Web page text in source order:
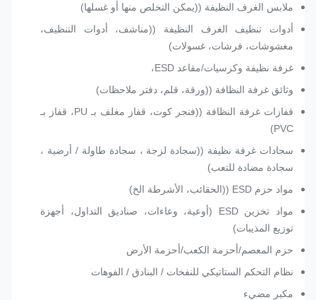
ملابس الغرف النظيفة ((يمكن التخلص منها أو غسلها)
أدوات تنظيف الغرف النظيفة ((مناشف، أدوات التنظيف،
مغشوشات، فرشات، غسولات)
غرفة نظيفة وكرسيات/مقاعد ESD،
وثائق غرفة النظافة ((ورقة، قلم، دفتر ملاحظات)
قفازات غرفة النظافة ((فنجر كوت، قفاز مغلف بـ PU، قفاز بـ
PVC)
سجادات غرفة نظيفة ((سجادة لزجة ، سجادة طاولة / أرضية ،
سجادة مضادة للتعب)
مواد حزم ESD ((الحقائب، الأشرطة الخ)
مواد تخزين ESD (أوعية، وعاءات، صناديق التداول، أجهزة
توزيع المذيبات)
حزم المعصم/أحزمة الكعب/أحزمة الأرض
نظام التحكم الستاتيكي للنفخات / البنادق / الفوهات
مكبر مضيء